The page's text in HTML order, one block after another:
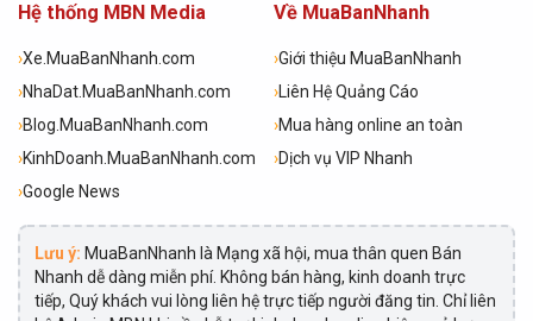
Hệ thống MBN Media
›Xe.MuaBanNhanh.com
›NhaDat.MuaBanNhanh.com
›Blog.MuaBanNhanh.com
›KinhDoanh.MuaBanNhanh.com
›Google News
Về MuaBanNhanh
›Giới thiệu MuaBanNhanh
›Liên Hệ Quảng Cáo
›Mua hàng online an toàn
›Dịch vụ VIP Nhanh
Lưu ý: MuaBanNhanh là Mạng xã hội, mua thân quen Bán
Nhanh dễ dàng miễn phí. Không bán hàng, kinh doanh trực
tiếp, Quý khách vui lòng liên hệ trực tiếp người đăng tin. Chỉ liên